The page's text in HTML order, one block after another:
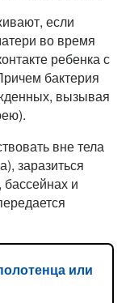
если
во время
ребенка с
бактерия
вызывая
вне тела
заразиться
и
или